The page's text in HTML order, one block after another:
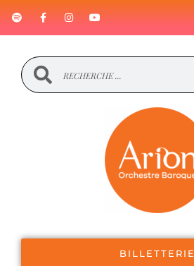
BILLETTERIE